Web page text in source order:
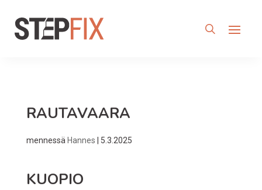
RAUTAVAARA
mennessä Hannes 5.3.2025
KUOPIO